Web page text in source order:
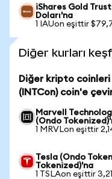
iShares Gold
Doları'na
1 IAUon eşittir
Diğer kurları
Diğer kripto coinleri
(INTCon) coin'e
Marvell
(Ondo
1 MRVLon eşittir
Tesla (Ondo
Tokenized)'na
1 TSLAon eşittir